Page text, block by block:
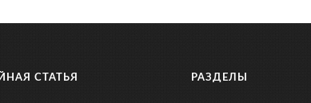
СТАТЬЯ РАЗДЕЛЫ